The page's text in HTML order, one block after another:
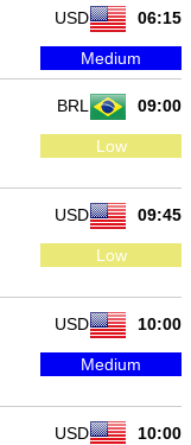
06:15
USD
Medium
09:00
BRL
Low
09:45
USD
Low
10:00
USD
Medium
10:00
USD